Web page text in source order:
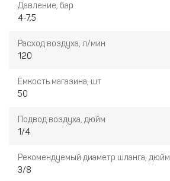
Давление, бар
4-7,5
Расход воздуха, л/мин
120
Ёмкость магазина, шт
50
Подвод воздуха, дюйм
1/4
Рекомендуемый диаметр шланга, дюйм
3/8